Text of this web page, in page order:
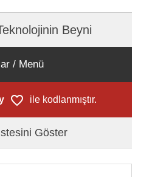
Beyni
/ Menü
ile kodlanmıştır.
Göster